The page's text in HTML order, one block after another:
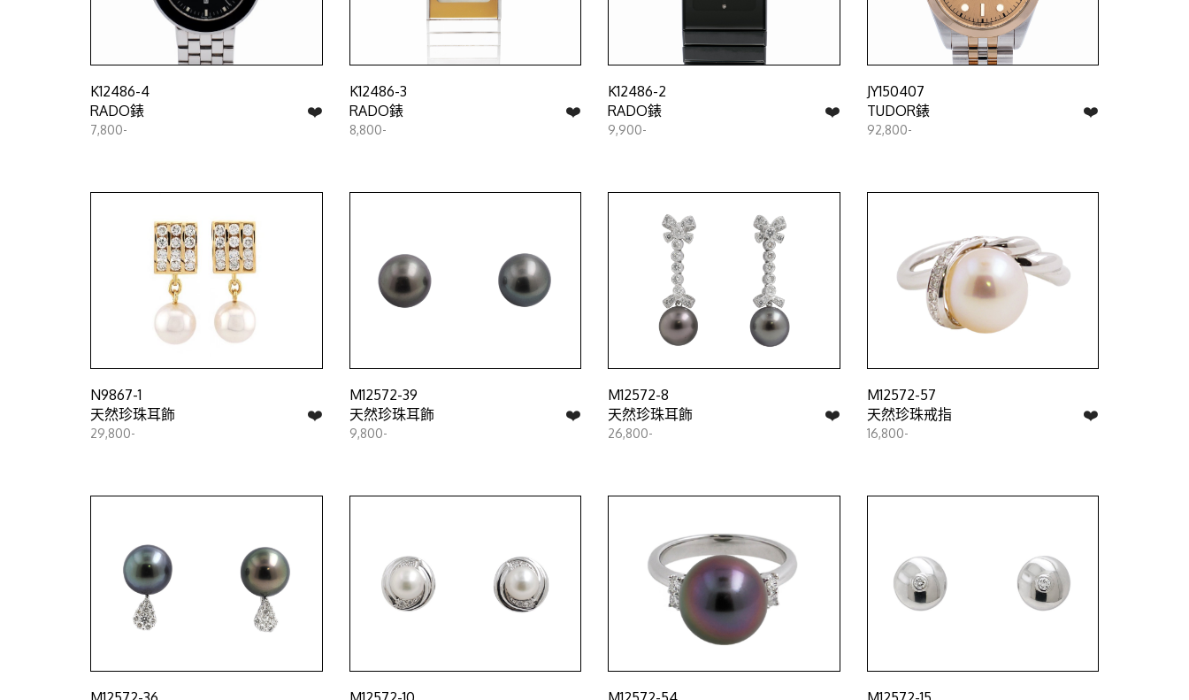
K12486-4
❤️
RADO錶
7,800-
K12486-3
❤️
RADO錶
8,800-
K12486-2
❤️
RADO錶
9,900-
JY150407
❤️
TUDOR錶
92,800-
N9867-1
❤️
天然珍珠耳飾
29,800-
M12572-39
❤️
天然珍珠耳飾
9,800-
M12572-8
❤️
天然珍珠耳飾
26,800-
M12572-57
❤️
天然珍珠戒指
16,800-